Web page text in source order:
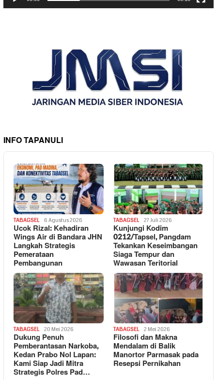
INFO TAPANULI
TABAGSEL 6 Agustus 2026
Ucok Rizal: Kehadiran
Wings Air di Bandara JHN
Langkah Strategis
Pemerataan
Pembangunan
TABAGSEL 27 Juli 2026
Kunjungi Kodim
0212/Tapsel, Pangdam
Tekankan Keseimbangan
Siaga Tempur dan
Wawasan Teritorial
TABAGSEL 20 Mei 2026
Dukung Penuh
Pemberantasan Narkoba,
Kedan Prabo Nol Lapan:
Kami Siap Jadi Mitra
Strategis Polres Pad…
TABAGSEL 2 Mei 2026
Filosofi dan Makna
Mendalam di Balik
Manortor Parmasak pada
Resepsi Pernikahan